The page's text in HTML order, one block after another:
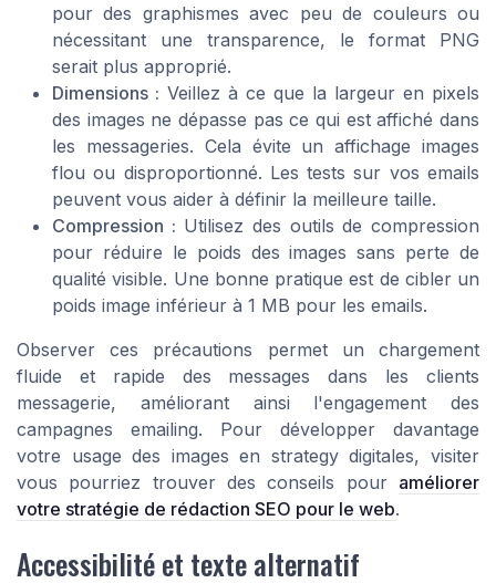
pour des graphismes avec peu de couleurs ou
nécessitant une transparence, le format PNG
serait plus approprié.
Dimensions : Veillez à ce que la largeur en pixels
des images ne dépasse pas ce qui est affiché dans
les messageries. Cela évite un affichage images
flou ou disproportionné. Les tests sur vos emails
peuvent vous aider à définir la meilleure taille.
Compression : Utilisez des outils de compression
pour réduire le poids des images sans perte de
qualité visible. Une bonne pratique est de cibler un
poids image inférieur à 1 MB pour les emails.
Observer ces précautions permet un chargement
fluide et rapide des messages dans les clients
messagerie, améliorant ainsi l'engagement des
campagnes emailing. Pour développer davantage
votre usage des images en strategy digitales, visiter
vous pourriez trouver des conseils pour améliorer
votre stratégie de rédaction SEO pour le web.
Accessibilité et texte alternatif